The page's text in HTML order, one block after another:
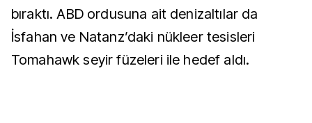
bıraktı. ABD ordusuna ait denizaltılar da
İsfahan ve Natanz’daki nükleer tesisleri
Tomahawk seyir füzeleri ile hedef aldı.